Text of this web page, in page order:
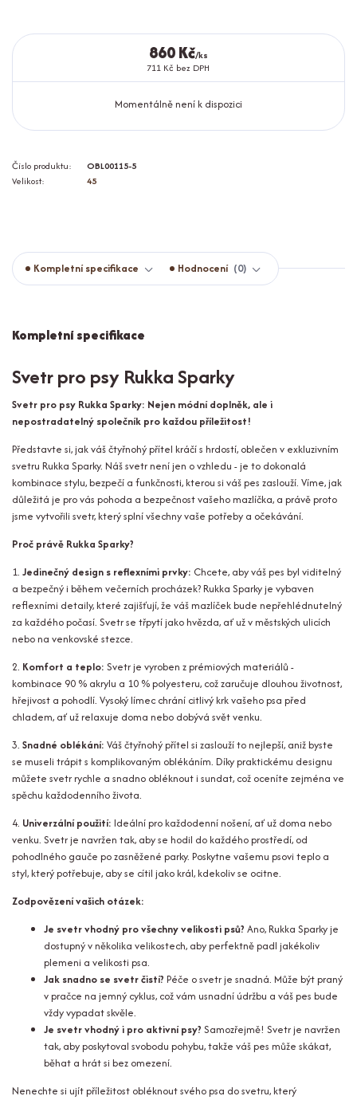
860 Kč/ks
711 Kč bez DPH
Momentálně není k dispozici
Číslo produktu:
OBL00115-5
Velikost:
45
Kompletní specifikace Hodnocení 0
Kompletní specifikace
Svetr pro psy Rukka Sparky
Svetr pro psy Rukka Sparky: Nejen módní doplněk, ale i
nepostradatelný společník pro každou příležitost!
Představte si, jak váš čtyřnohý přítel kráčí s hrdostí, oblečen v exkluzivním
svetru Rukka Sparky. Náš svetr není jen o vzhledu - je to dokonalá
kombinace stylu, bezpečí a funkčnosti, kterou si váš pes zaslouží. Víme, jak
důležitá je pro vás pohoda a bezpečnost vašeho mazlíčka, a právě proto
jsme vytvořili svetr, který splní všechny vaše potřeby a očekávání.
Proč právě Rukka Sparky?
1. Jedinečný design s reflexními prvky: Chcete, aby váš pes byl viditelný
a bezpečný i během večerních procházek? Rukka Sparky je vybaven
reflexními detaily, které zajišťují, že váš mazlíček bude nepřehlédnutelný
za každého počasí. Svetr se třpytí jako hvězda, ať už v městských ulicích
nebo na venkovské stezce.
2. Komfort a teplo: Svetr je vyroben z prémiových materiálů -
kombinace 90 % akrylu a 10 % polyesteru, což zaručuje dlouhou životnost,
hřejivost a pohodlí. Vysoký límec chrání citlivý krk vašeho psa před
chladem, ať už relaxuje doma nebo dobývá svět venku.
3. Snadné oblékání: Váš čtyřnohý přítel si zaslouží to nejlepší, aniž byste
se museli trápit s komplikovaným oblékáním. Díky praktickému designu
můžete svetr rychle a snadno obléknout i sundat, což oceníte zejména ve
spěchu každodenního života.
4. Univerzální použití: Ideální pro každodenní nošení, ať už doma nebo
venku. Svetr je navržen tak, aby se hodil do každého prostředí, od
pohodlného gauče po zasněžené parky. Poskytne vašemu psovi teplo a
styl, který potřebuje, aby se cítil jako král, kdekoliv se ocitne.
Zodpovězení vašich otázek:
Je svetr vhodný pro všechny velikosti psů? Ano, Rukka Sparky je
dostupný v několika velikostech, aby perfektně padl jakékoliv
plemeni a velikosti psa.
Jak snadno se svetr čistí? Péče o svetr je snadná. Může být praný
v pračce na jemný cyklus, což vám usnadní údržbu a váš pes bude
vždy vypadat skvěle.
Je svetr vhodný i pro aktivní psy? Samozřejmě! Svetr je navržen
tak, aby poskytoval svobodu pohybu, takže váš pes může skákat,
běhat a hrát si bez omezení.
Nenechte si ujít příležitost obléknout svého psa do svetru, který